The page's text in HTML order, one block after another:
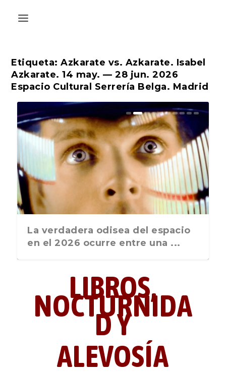
Etiqueta:Azkarate vs. Azkarate. Isabel
Azkarate. 14 may. — 28 jun. 2026
Espacio Cultural Serrería Belga. Madrid
La última postal de la temporada
nos recuerda que nos vamos ...
La verdadera odisea del espacio
en el 2026 ocurre entre una ...
LIBROS,
NOCTURNIDA
D Y
ALEVOSÍA